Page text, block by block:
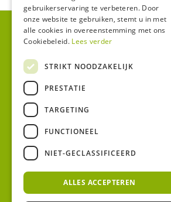
Klantenservice
Betalen en betaalmethodes
Verzending en bezorging
Retourbeleid
gebruikerservaring te verbeteren. Door
onze website te gebruiken, stemt u in met
alle cookies in overeenstemming met ons
Cookiebeleid. Lees verder
STRIKT NOODZAKELIJK
PRESTATIE
TARGETING
FUNCTIONEEL
NIET-GECLASSIFICEERD
ALLES ACCEPTEREN